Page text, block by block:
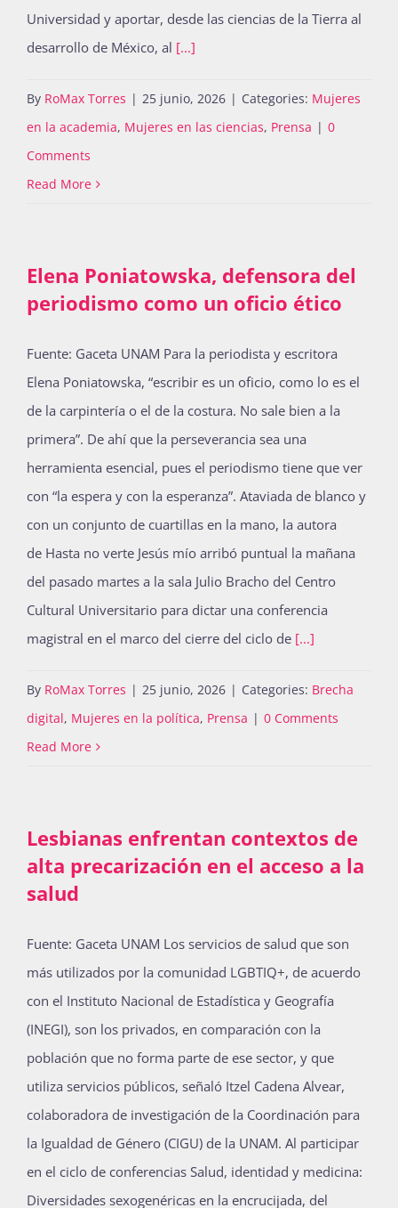
Publicaciones
Bienvenida generación 2027-1
Universidad y aportar, desde las ciencias de la Tierra al
desarrollo de México, al [...]
By RoMax Torres | 25 junio, 2026 | Categories: Mujeres
en la academia, Mujeres en las ciencias, Prensa | 0
Comments
Read More
Elena Poniatowska, defensora del
periodismo como un oficio ético
Fuente: Gaceta UNAM Para la periodista y escritora
Elena Poniatowska, “escribir es un oficio, como lo es el
de la carpintería o el de la costura. No sale bien a la
primera”. De ahí que la perseverancia sea una
herramienta esencial, pues el periodismo tiene que ver
con “la espera y con la esperanza”. Ataviada de blanco y
con un conjunto de cuartillas en la mano, la autora
de Hasta no verte Jesús mío arribó puntual la mañana
del pasado martes a la sala Julio Bracho del Centro
Cultural Universitario para dictar una conferencia
magistral en el marco del cierre del ciclo de [...]
By RoMax Torres | 25 junio, 2026 | Categories: Brecha
digital, Mujeres en la política, Prensa | 0 Comments
Read More
Lesbianas enfrentan contextos de
alta precarización en el acceso a la
salud
Fuente: Gaceta UNAM Los servicios de salud que son
más utilizados por la comunidad LGBTIQ+, de acuerdo
con el Instituto Nacional de Estadística y Geografía
(INEGI), son los privados, en comparación con la
población que no forma parte de ese sector, y que
utiliza servicios públicos, señaló Itzel Cadena Alvear,
colaboradora de investigación de la Coordinación para
la Igualdad de Género (CIGU) de la UNAM. Al participar
en el ciclo de conferencias Salud, identidad y medicina:
Diversidades sexogenéricas en la encrucijada, del